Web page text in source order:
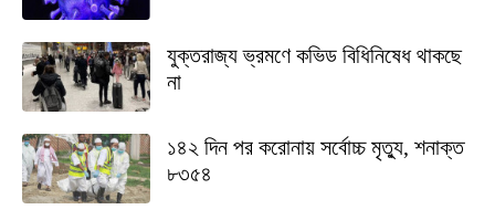
যুক্তরাজ্য ভ্রমণে কভিড বিধিনিষেধ থাকছে
না
১৪২ দিন পর করোনায় সর্বোচ্চ মৃত্যু, শনাক্ত
৮৩৫৪